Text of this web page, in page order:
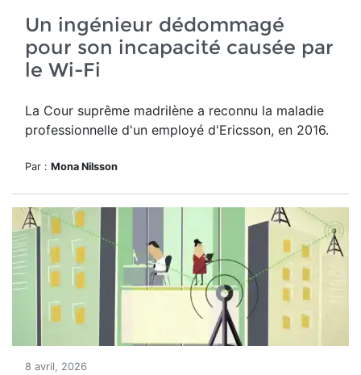
Un ingénieur dédommagé
pour son incapacité causée par
le Wi-Fi
La Cour suprême madrilène a reconnu la maladie
professionnelle d'un employé d'Ericsson, en 2016.
Par : Mona Nilsson
8 avril, 2026